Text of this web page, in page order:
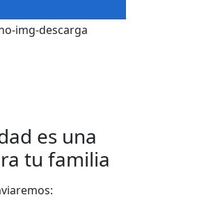
es una
tu familia